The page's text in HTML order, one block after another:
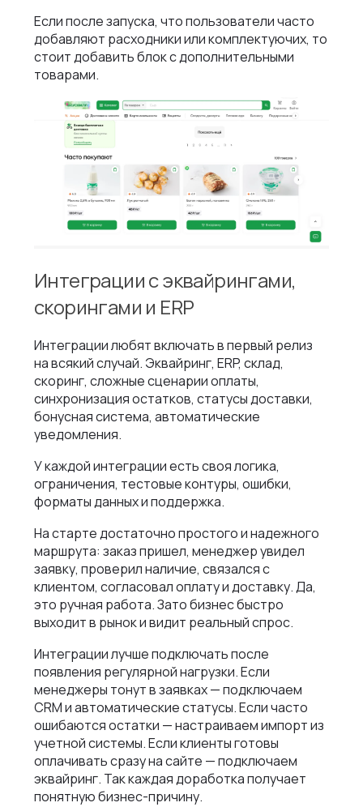
Если после запуска, что пользователи часто
добавляют расходники или комплектуючих, то
стоит добавить блок с дополнительными
товарами.
Интеграции с эквайрингами,
скорингами и ERP
Интеграции любят включать в первый релиз
на всякий случай. Эквайринг, ERP, склад,
скоринг, сложные сценарии оплаты,
синхронизация остатков, статусы доставки,
бонусная система, автоматические
уведомления.
У каждой интеграции есть своя логика,
ограничения, тестовые контуры, ошибки,
форматы данных и поддержка.
На старте достаточно простого и надежного
маршрута: заказ пришел, менеджер увидел
заявку, проверил наличие, связался с
клиентом, согласовал оплату и доставку. Да,
это ручная работа. Зато бизнес быстро
выходит в рынок и видит реальный спрос.
Интеграции лучше подключать после
появления регулярной нагрузки. Если
менеджеры тонут в заявках — подключаем
CRM и автоматические статусы. Если часто
ошибаются остатки — настраиваем импорт из
учетной системы. Если клиенты готовы
оплачивать сразу на сайте — подключаем
эквайринг. Так каждая доработка получает
понятную бизнес-причину.